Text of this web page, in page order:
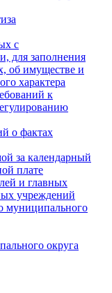
с
для заполнения
об имуществе и
характера
к
о фактах
за календарный
плате
и главных
учреждений
муниципального
округа